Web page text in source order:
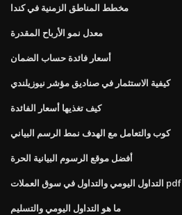
مخطط المناطق الزمنية في كندا
معدل نمو الأرباح المقدرة
أسعار فائدة حساب الضمان
كيفية الاستثمار في صناديق مؤشر نيوزيلندي
كيف تغذيها أسعار الفائدة
كوب والتعامل مع الهدف نمط الرسم البياني
أفضل موقع الرسوم البيانية الحرة
التداول اليومي والتداول في سوق العملات pdf
ما هو التداول اليومي والتسليم